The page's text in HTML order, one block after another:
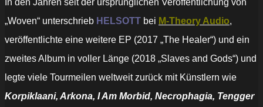
In den Jahren seit der ursprünglichen Veröffentlichung von
„Woven“ unterschrieb HELSOTT bei M-Theory Audio,
veröffentlichte eine weitere EP (2017 „The Healer“) und ein
zweites Album in voller Länge (2018 „Slaves and Gods“) und
legte viele Tourmeilen weltweit zurück mit Künstlern wie
Korpiklaani, Arkona, I Am Morbid, Necrophagia, Tengger